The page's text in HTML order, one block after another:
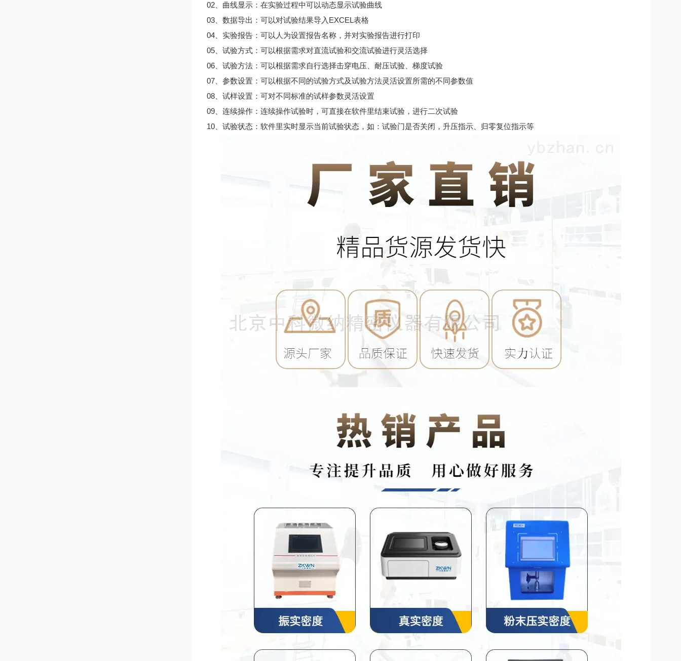
02、曲线显示：在实验过程中可以动态显示试验曲线
03、数据导出：可以对试验结果导入EXCEL表格
04、实验报告：可以人为设置报告名称，并对实验报告进行打印
05、试验方式：可以根据需求对直流试验和交流试验进行灵活选择
06、试验方法：可以根据需求自行选择击穿电压、耐压试验、梯度试验
07、参数设置：可以根据不同的试验方式及试验方法灵活设置所需的不同参数值
08、试样设置：可对不同标准的试样参数灵活设置
09、连续操作：连续操作试验时，可直接在软件里结束试验，进行二次试验
10、试验状态：软件里实时显示当前试验状态，如：试验门是否关闭，升压指示、归零复位指示等